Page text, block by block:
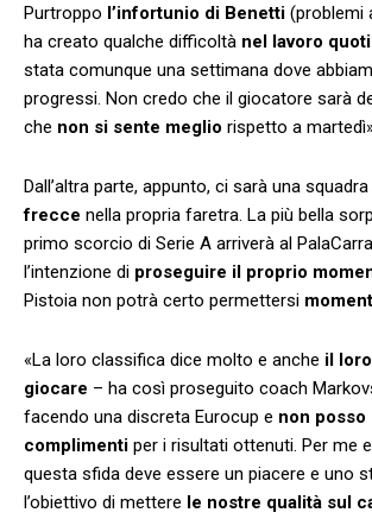
Purtroppo l’infortunio di Benetti (problemi
ha creato qualche difficoltà nel lavoro
stata comunque una settimana dove
progressi. Non credo che il giocatore sarà
che non si sente meglio rispetto a
Dall’altra parte, appunto, ci sarà una squadra
frecce nella propria faretra. La più bella
primo scorcio di Serie A arriverà al
l’intenzione di proseguire il proprio
Pistoia non potrà certo permettersi
«La loro classifica dice molto e anche il
giocare – ha così proseguito coach
facendo una discreta Eurocup e non
complimenti per i risultati ottenuti. Per me
questa sfida deve essere un piacere e uno
l’obiettivo di mettere le nostre qualità sul